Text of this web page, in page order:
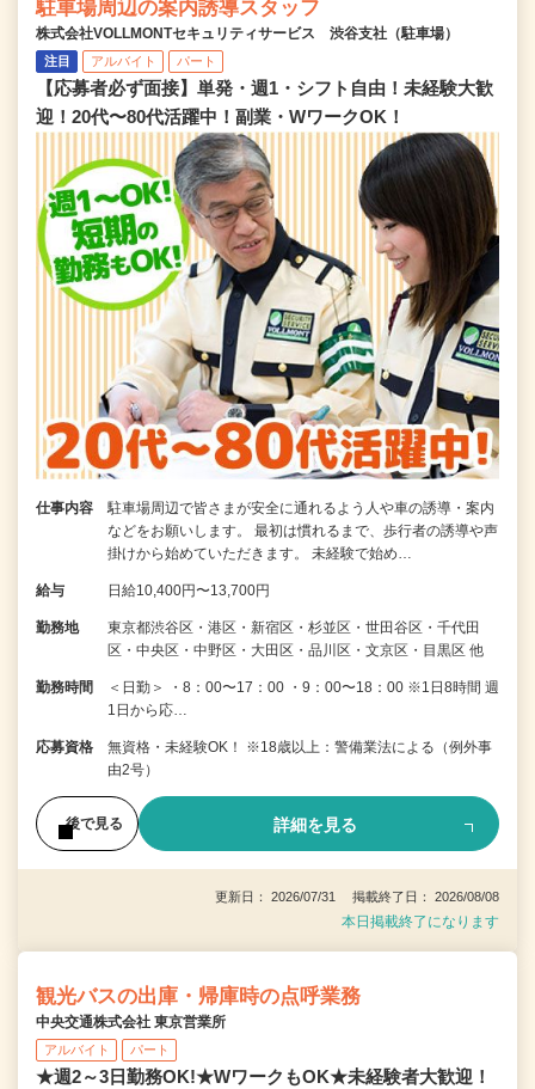
駐車場周辺の案内誘導スタッフ
株式会社VOLLMONTセキュリティサービス 渋谷支社（駐車場）
注目 アルバイト パート
【応募者必ず面接】単発・週1・シフト自由！未経験大歓
迎！20代〜80代活躍中！副業・WワークOK！
仕事内容
駐車場周辺で皆さまが安全に通れるよう人や車の誘導・案内
などをお願いします。 最初は慣れるまで、歩行者の誘導や声
掛けから始めていただきます。 未経験で始め…
給与 日給10,400円〜13,700円
勤務地
東京都渋谷区・港区・新宿区・杉並区・世田谷区・千代田
区・中央区・中野区・大田区・品川区・文京区・目黒区 他
勤務時間
＜日勤＞ ・8：00〜17：00 ・9：00〜18：00 ※1日8時間 週
1日から応…
応募資格
無資格・未経験OK！ ※18歳以上：警備業法による（例外事
由2号）
後で見る 詳細を見る
更新日： 2026/07/31 掲載終了日： 2026/08/08
本日掲載終了になります
観光バスの出庫・帰庫時の点呼業務
中央交通株式会社 東京営業所
アルバイト パート
★週2～3日勤務OK!★WワークもOK★未経験者大歓迎！